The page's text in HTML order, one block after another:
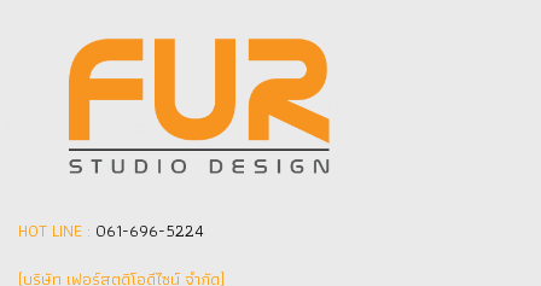
HOT LINE : 061-696-5224
(บริษัท เฟอร์สตูดิโอดีไซน์ จำกัด]